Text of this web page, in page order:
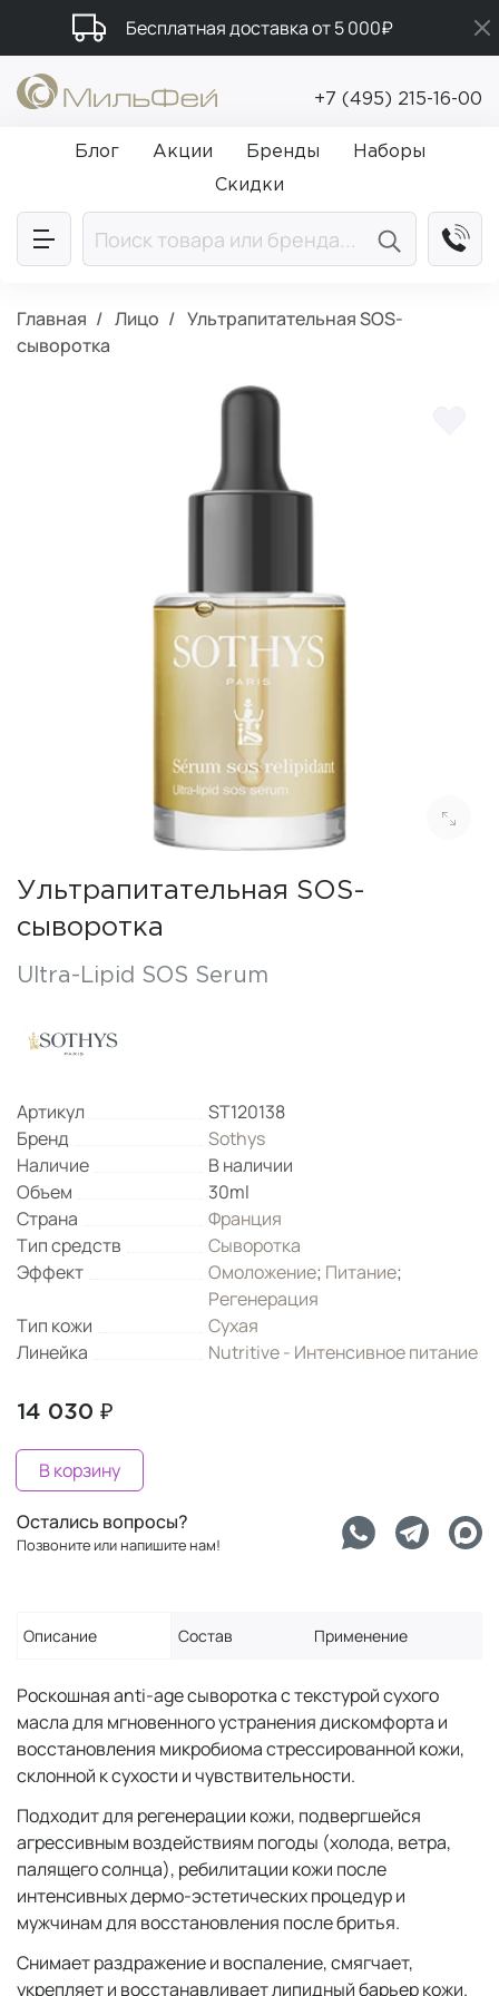
Бесплатная доставка от 5 000₽
Подарки в каждый заказ от 5 000₽
Промокод ПРИВЕТ
+7 (495) 215-16-00
Блог Акции Бренды
Наборы
Скидки
Главная Лицо
Ультрапитательная SOS-
сыворотка
Ультрапитательная SOS-
сыворотка
Ultra-Lipid SOS Serum
Артикул
ST120138
Бренд
Sothys
Наличие
В наличии
Объем
30ml
Страна
Франция
Тип средств
Сыворотка
Эффект
Омоложение; Питание;
Регенерация
Тип кожи
Сухая
Линейка
Nutritive - Интенсивное питание
14 030 ₽
В корзину
Остались вопросы?
Позвоните или напишите нам!
Описание Состав Применение
Роскошная anti-age сыворотка с текстурой сухого
масла для мгновенного устранения дискомфорта и
восстановления микробиома стрессированной кожи,
склонной к сухости и чувствительности.
Подходит для регенерации кожи, подвергшейся
агрессивным воздействиям погоды (холода, ветра,
палящего солнца), ребилитации кожи после
интенсивных дермо-эстетических процедур и
мужчинам для восстановления после бритья.
Снимает раздражение и воспаление, смягчает,
укрепляет и восстанавливает липидный барьер кожи.